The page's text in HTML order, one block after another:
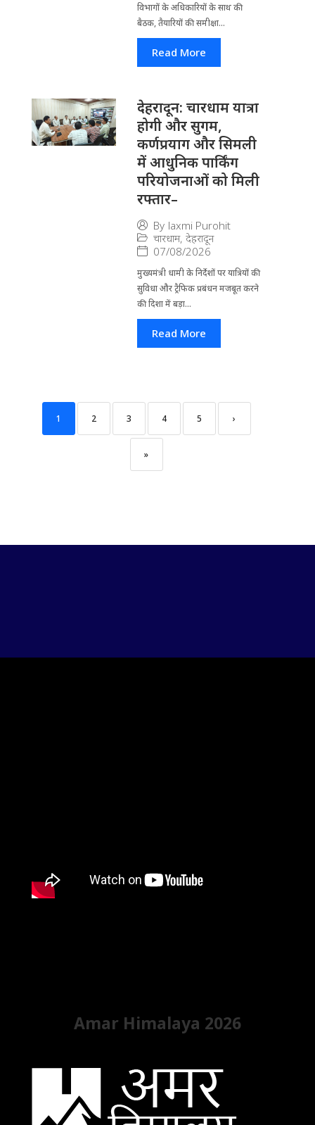
विभागों के अ​धिकारियों के साथ की
बैठक, तैयारियों की समीक्षा...
Read More
देहरादून: चारधाम यात्रा
होगी और सुगम,
कर्णप्रयाग और सिमली
में आधुनिक पार्किंग
परियोजनाओं को मिली
रफ्तार–
By laxmi Purohit
चारधाम, देहरादून
07/08/2026
मुख्यमंत्री धामी के निर्देशों पर यात्रियों की
सुविधा और ट्रैफिक प्रबंधन मजबूत करने
की दिशा में बड़ा...
Read More
1 2 3 4 5 ›
»
Amar Himalaya 2026